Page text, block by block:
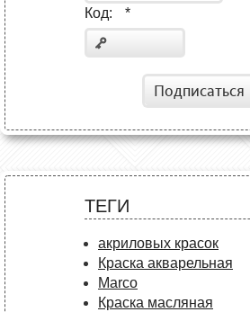
Код: *
Подписаться
ТЕГИ
акриловых красок
Краска акварельная
Marco
Краска масляная